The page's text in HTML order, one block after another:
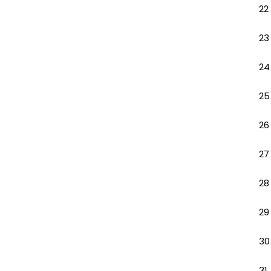
22
23
24
25
26
27
28
29
30